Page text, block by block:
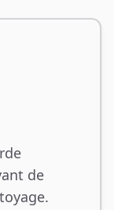
de